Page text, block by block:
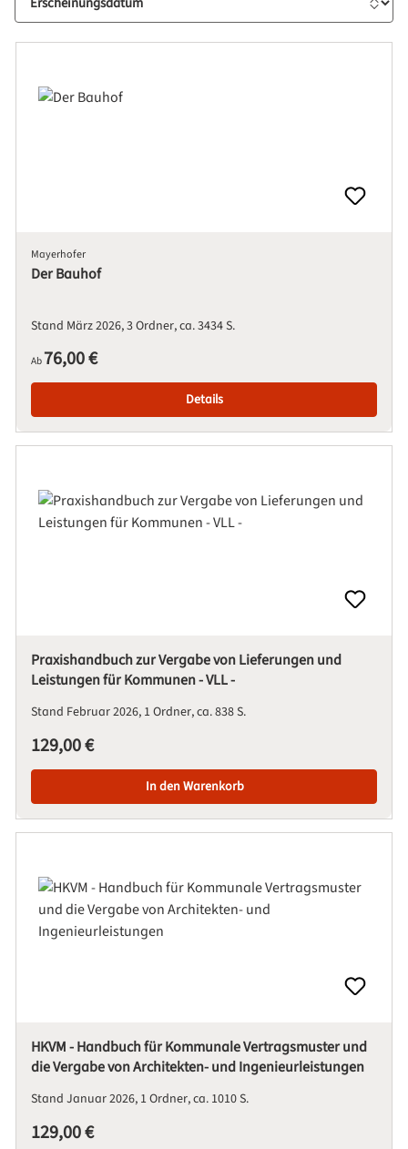
Mayerhofer
Der Bauhof
Stand März 20263 Ordnerca. 3434 S.
Regulärer Preis:
Ab76,00 €
Details
Praxishandbuch zur Vergabe von Lieferungen und
Leistungen für Kommunen - VLL -
Stand Februar 2026 1 Ordnerca. 838 S.
Regulärer Preis:
129,00 €
In den Warenkorb
HKVM - Handbuch für Kommunale Vertragsmuster und
die Vergabe von Architekten- und Ingenieurleistungen
Stand Januar 2026 1 Ordnerca. 1010 S.
Regulärer Preis:
129,00 €